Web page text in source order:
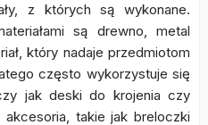
z których są wykonane.
są drewno, metal
który nadaje przedmiotom
często wykorzystuje się
jak deski do krojenia czy
takie jak breloczki